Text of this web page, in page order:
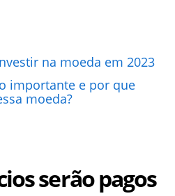
na moeda em 2023
importante e por que
moeda?
serão pagos